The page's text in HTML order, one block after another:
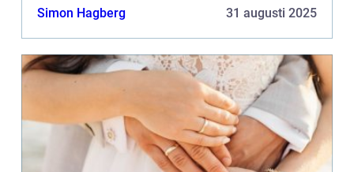
Simon Hagberg 31 augusti 2025